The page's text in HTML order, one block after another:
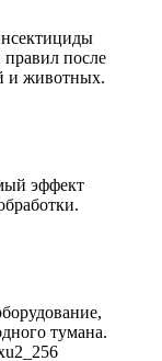
после
и животных.
эффект
тумана.